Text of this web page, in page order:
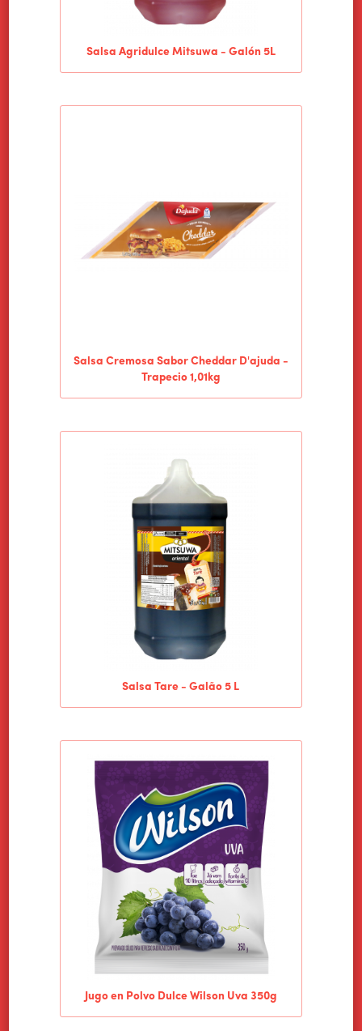
Salsa Agridulce Mitsuwa - Galón 5L
Salsa Cremosa Sabor Cheddar D'ajuda -
Trapecio 1,01kg
Salsa Tare - Galão 5 L
Jugo en Polvo Dulce Wilson Uva 350g